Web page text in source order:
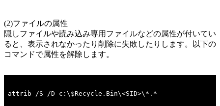
(2)ファイルの属性
隠しファイルや読み込み専用ファイルなどの属性が付いてい
ると、表示されなかったり削除に失敗したりします。以下の
コマンドで属性を解除します。